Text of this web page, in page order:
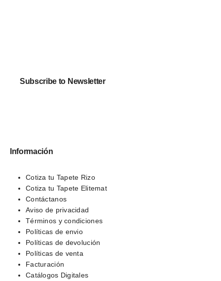
Subscribe to Newsletter
Información
Cotiza tu Tapete Rizo
Cotiza tu Tapete Elitemat
Contáctanos
Aviso de privacidad
Términos y condiciones
Políticas de envio
Políticas de devolución
Políticas de venta
Facturación
Catálogos Digitales